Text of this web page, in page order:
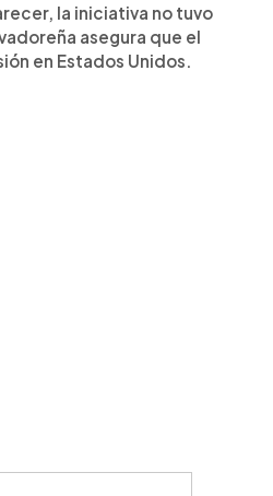
la iniciativa no tuvo
asegura que el
en Estados Unidos.